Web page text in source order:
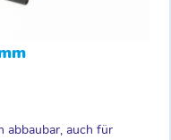
abbaubar, auch für